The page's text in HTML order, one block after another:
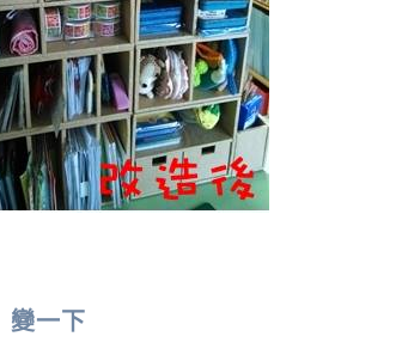
柔
～
（關
於
玩
手
工
子
變一下